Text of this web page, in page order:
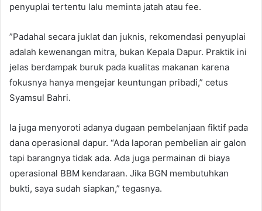
penyuplai tertentu lalu meminta jatah atau fee.
​”Padahal secara juklat dan juknis, rekomendasi penyuplai
adalah kewenangan mitra, bukan Kepala Dapur. Praktik ini
jelas berdampak buruk pada kualitas makanan karena
fokusnya hanya mengejar keuntungan pribadi,” cetus
Syamsul Bahri.
​Ia juga menyoroti adanya dugaan pembelanjaan fiktif pada
dana operasional dapur. “Ada laporan pembelian air galon
tapi barangnya tidak ada. Ada juga permainan di biaya
operasional BBM kendaraan. Jika BGN membutuhkan
bukti, saya sudah siapkan,” tegasnya.